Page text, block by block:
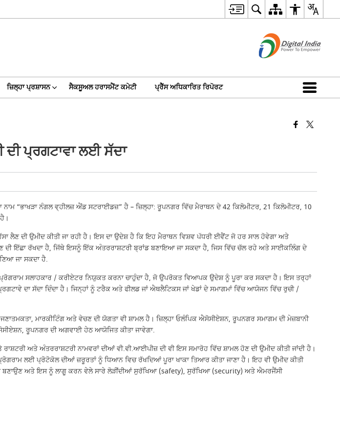
ਜ਼ਿਲ੍ਹਾ ਪ੍ਰਸ਼ਾਸਨ ਸੈਕਸੂਅਲ ਹਰਾਸਮੈਂਟ ਕਮੇਟੀ ਪ੍ਰੈੱਸ ਅਧਿਕਾਰਿਤ ਰਿਪੋਰਟ
ਪ੍ਰਗਟਾਵਾ ਲਈ ਸੱਦਾ
“ਭਾਖੜਾ ਨੰਗਲ ਵ੍ਹੀਲਜ਼ ਐਂਡ ਸਟਰਾਈਡਜ਼” ਹੈ – ਜ਼ਿਲ੍ਹਾ: ਰੂਪਨਗਰ ਵਿੱਚ ਮੈਰਾਥਨ ਦੇ 42 ਕਿਲੋਮੀਟਰ, 21 ਕਿਲੋਮੀਟਰ, 10
ਲੈਣ ਦੀ ਉਮੀਦ ਕੀਤੀ ਜਾ ਰਹੀ ਹੈ। ਇਸ ਦਾ ਉਦੇਸ਼ ਹੈ ਕਿ ਇਹ ਮੈਰਾਥਨ ਵਿਸ਼ਵ ਪੱਧਰੀ ਈਵੈਂਟ ਜੋ ਹਰ ਸਾਲ ਹੋਵੇਗਾ ਅਤੇ
ਇੱਛਾ ਰੱਖਦਾ ਹੈ, ਜਿੱਥੇ ਇਸਨੂੰ ਇੱਕ ਅੰਤਰਰਾਸ਼ਟਰੀ ਬ੍ਰਾਂਡ ਬਣਾਇਆ ਜਾ ਸਕਦਾ ਹੈ, ਜਿਸ ਵਿੱਚ ਚੱਲ ਰਹੇ ਅਤੇ ਸਾਈਕਲਿੰਗ ਦੇ
ਜਾ ਸਕਦਾ ਹੈ.
ਸਲਾਹਕਾਰ / ਕਰੀਏਟਰ ਨਿਯੁਕਤ ਕਰਨਾ ਚਾਹੁੰਦਾ ਹੈ, ਜੋ ਉਪਰੋਕਤ ਵਿਆਪਕ ਉਦੇਸ਼ ਨੂੰ ਪੂਰਾ ਕਰ ਸਕਦਾ ਹੈ। ਇਸ ਤਰ੍ਹਾਂ
ਦਾ ਸੱਦਾ ਦਿੰਦਾ ਹੈ। ਜਿਨ੍ਹਾਂ ਨੂੰ ਟਰੈਕ ਅਤੇ ਫੀਲਡ ਜਾਂ ਐਥਲੈਟਿਕਸ ਜਾਂ ਖੇਡਾਂ ਦੇ ਸਮਾਗਮਾਂ ਵਿੱਚ ਆਯੋਜਨ ਵਿੱਚ ਰੁਚੀ /
ਮਾਰਕੀਟਿੰਗ ਅਤੇ ਵੇਚਣ ਦੀ ਯੋਗਤਾ ਵੀ ਸ਼ਾਮਲ ਹੈ। ਜ਼ਿਲ੍ਹਾ ਓਲੰਪਿਕ ਐਸੋਸੀਏਸ਼ਨ, ਰੂਪਨਗਰ ਸਮਾਗਮ ਦੀ ਮੇਜ਼ਬਾਨੀ
ਰੂਪਨਗਰ ਦੀ ਅਗਵਾਈ ਹੇਠ ਆਯੋਜਿਤ ਕੀਤਾ ਜਾਵੇਗਾ.
ਅਤੇ ਅੰਤਰਰਾਸ਼ਟਰੀ ਨਾਮਵਰਾਂ ਦੀਆਂ ਵੀ.ਵੀ.ਆਈਪੀਜ਼ ਦੀ ਵੀ ਇਸ ਸਮਾਰੋਹ ਵਿੱਚ ਸ਼ਾਮਲ ਹੋਣ ਦੀ ਉਮੀਦ ਕੀਤੀ ਜਾਂਦੀ ਹੈ।
ਲਈ ਪ੍ਰੋਟੋਕੋਲ ਦੀਆਂ ਜ਼ਰੂਰਤਾਂ ਨੂੰ ਧਿਆਨ ਵਿਚ ਰੱਖਦਿਆਂ ਪੂਰਾ ਖਾਕਾ ਤਿਆਰ ਕੀਤਾ ਜਾਣਾ ਹੈ। ਇਹ ਵੀ ਉਮੀਦ ਕੀਤੀ
ਬਣਾਉਣ ਅਤੇ ਇਸ ਨੂੰ ਲਾਗੂ ਕਰਨ ਵੇਲੇ ਸਾਰੇ ਲੋੜੀਂਦੀਆਂ ਸੁਰੱਖਿਆ (safety), ਸੁਰੱਖਿਆ (security) ਅਤੇ ਐਮਰਜੈਂਸੀ